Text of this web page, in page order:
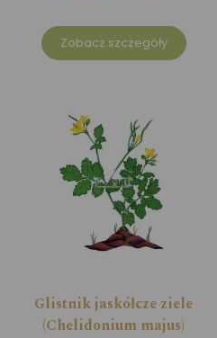
Zobacz szczegóły
Glistnik jaskółcze ziele
(Chelidonium majus)